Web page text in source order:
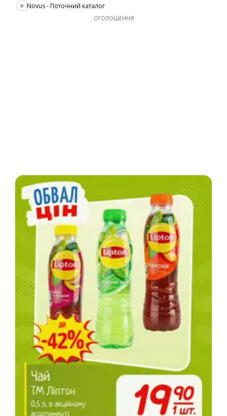
Novus - Поточний каталог
ОГОЛОШЕННЯ